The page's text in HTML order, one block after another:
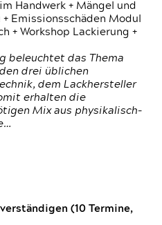
Handwerk + Mängel und
Emissionsschäden Modul
+ Workshop Lackierung +
beleuchtet das Thema
drei üblichen
dem Lackhersteller
erhalten die
Mix aus physikalisch-
(10 Termine,